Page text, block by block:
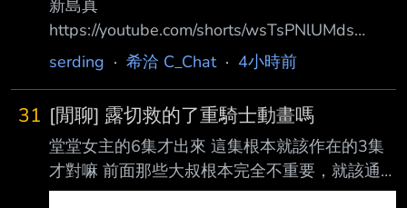
業問題，抽卡模式證明了它的能耐 沒什麼開發
經驗的港商Madhead靠著神魔之塔搶市 在台灣
市場也有過很長一段輝煌時期 雷亞最初的小團
隊當年也算是做的有聲有色 更不用說那些博弈
遊戲的積極程度 還是說多數廠商依舊想著代理
手遊進來
新島真
https://youtube.com/shorts/wsTsPNlUMds
https://i.meee.com.tw/24Wh6Wr.gif 時裝名：女
裝，可在THIEF QUEEN PASS中獲得。 活動時
間：2026/08/13 更新維修結束後- 2026/09/10
3:59（UTC+8） 天城雪子
https://youtube.com/shorts/CqooQp9-HKU
serding · 希洽 C_Chat· 4小時前
31 [閒聊] 露切救的了重騎士動畫嗎
堂堂女主的6集才出來 這集根本就該作在的3集
才對嘛 前面那些大叔根本完全不重要，就該通
通塞在第2帶過就好吧 強運無雙露切 怪臉擔當